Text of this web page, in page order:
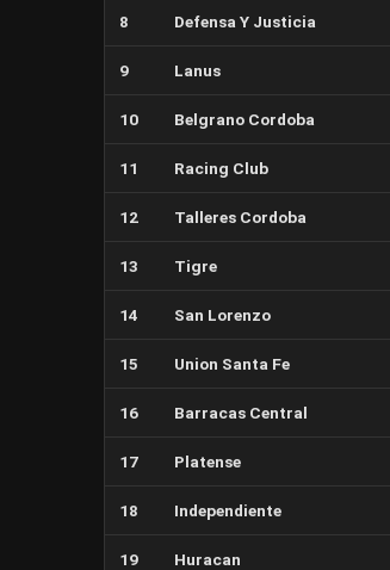
8 Defensa Y Justicia
9 Lanus
10 Belgrano Cordoba
11 Racing Club
12 Talleres Cordoba
13 Tigre
14 San Lorenzo
15 Union Santa Fe
16 Barracas Central
17 Platense
18 Independiente
19 Huracan